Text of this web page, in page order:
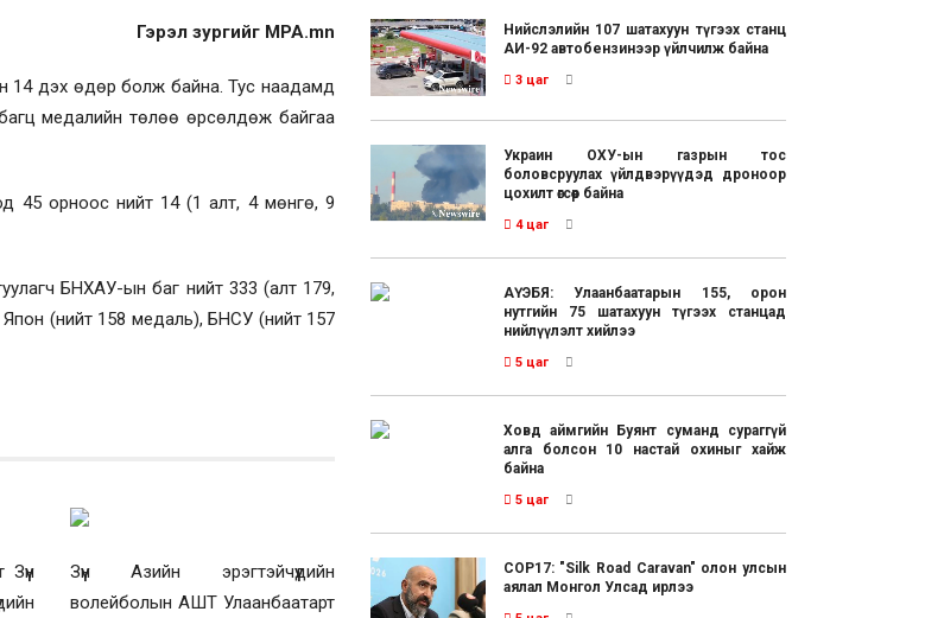
Гэрэл зургийг MPA.mn
14 дэх өдөр болж байна. Тус наадамд
медалийн төлөө өрсөлдөж байгаа
45 орноос нийт 14 (1 алт, 4 мөнгө, 9
БНХАУ-ын баг нийт 333 (алт 179,
Япон (нийт 158 медаль), БНСУ (нийт 157
Зүүн Азийн эрэгтэйчүүдийн
волейболын АШТ Улаанбаатарт
Нийслэлийн 107 шатахуун түгээх станц
АИ-92 автобензинээр үйлчилж байна
3 цаг
Украин ОХУ-ын газрын тос
боловсруулах үйлдвэрүүдэд дроноор
цохилт өгсөөр байна
4 цаг
АҮЭБЯ: Улаанбаатарын 155, орон
нутгийн 75 шатахуун түгээх станцад
нийлүүлэлт хийлээ
5 цаг
Ховд аймгийн Буянт суманд сураггүй
алга болсон 10 настай охиныг хайж
байна
5 цаг
COP17: "Silk Road Caravan" олон улсын
аялал Монгол Улсад ирлээ